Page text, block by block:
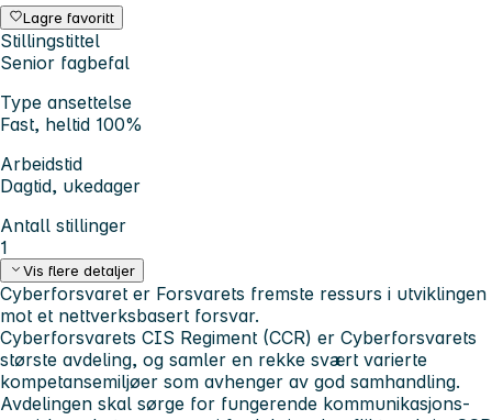
Lagre favoritt
Stillingstittel
Senior fagbefal
Type ansettelse
Fast, heltid 100%
Arbeidstid
Dagtid, ukedager
Antall stillinger
1
Vis flere detaljer
Cyberforsvaret er Forsvarets fremste ressurs i utviklingen
mot et nettverksbasert forsvar.
Cyberforsvarets CIS Regiment (CCR) er Cyberforsvarets
største avdeling, og samler en rekke svært varierte
kompetansemiljøer som avhenger av god samhandling.
Avdelingen skal sørge for fungerende kommunikasjons-